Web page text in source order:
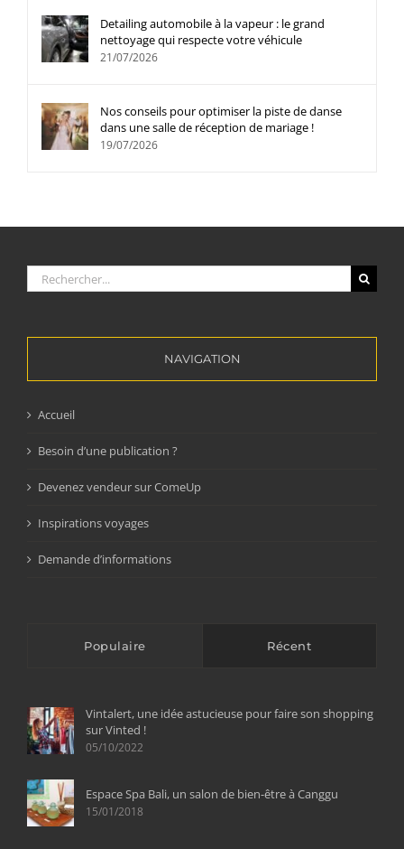
Detailing automobile à la vapeur : le grand
nettoyage qui respecte votre véhicule
21/07/2026
Nos conseils pour optimiser la piste de danse
dans une salle de réception de mariage !
19/07/2026
Rechercher:
NAVIGATION
Accueil
Besoin d’une publication ?
Devenez vendeur sur ComeUp
Inspirations voyages
Demande d’informations
Populaire Récent
Vintalert, une idée astucieuse pour faire son shopping
sur Vinted !
05/10/2022
Espace Spa Bali, un salon de bien-être à Canggu
15/01/2018